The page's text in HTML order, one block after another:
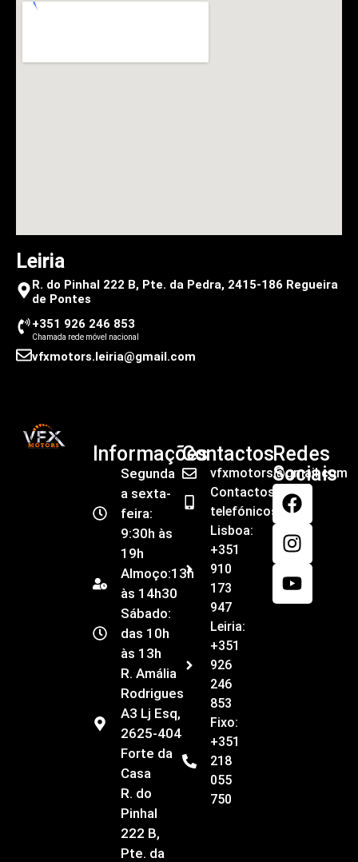
Leiria
R. do Pinhal 222 B, Pte. da Pedra, 2415-186 Regueira
de Pontes
+351 926 246 853
Chamada rede móvel nacional
vfxmotors.leiria@gmail.com
Informações
Segunda
a sexta-
feira:
9:30h às
19h
Almoço:13h
às 14h30
Sábado:
das 10h
às 13h
R. Amália
Rodrigues
A3 Lj Esq,
2625-404
Forte da
Casa
R. do
Pinhal
222 B,
Pte. da
Contactos
vfxmotors@gmail.com
Contactos
telefónicos
Lisboa:
+351
910
173
947
Leiria:
+351
926
246
853
Fixo:
+351
218
055
750
Redes
Sociais